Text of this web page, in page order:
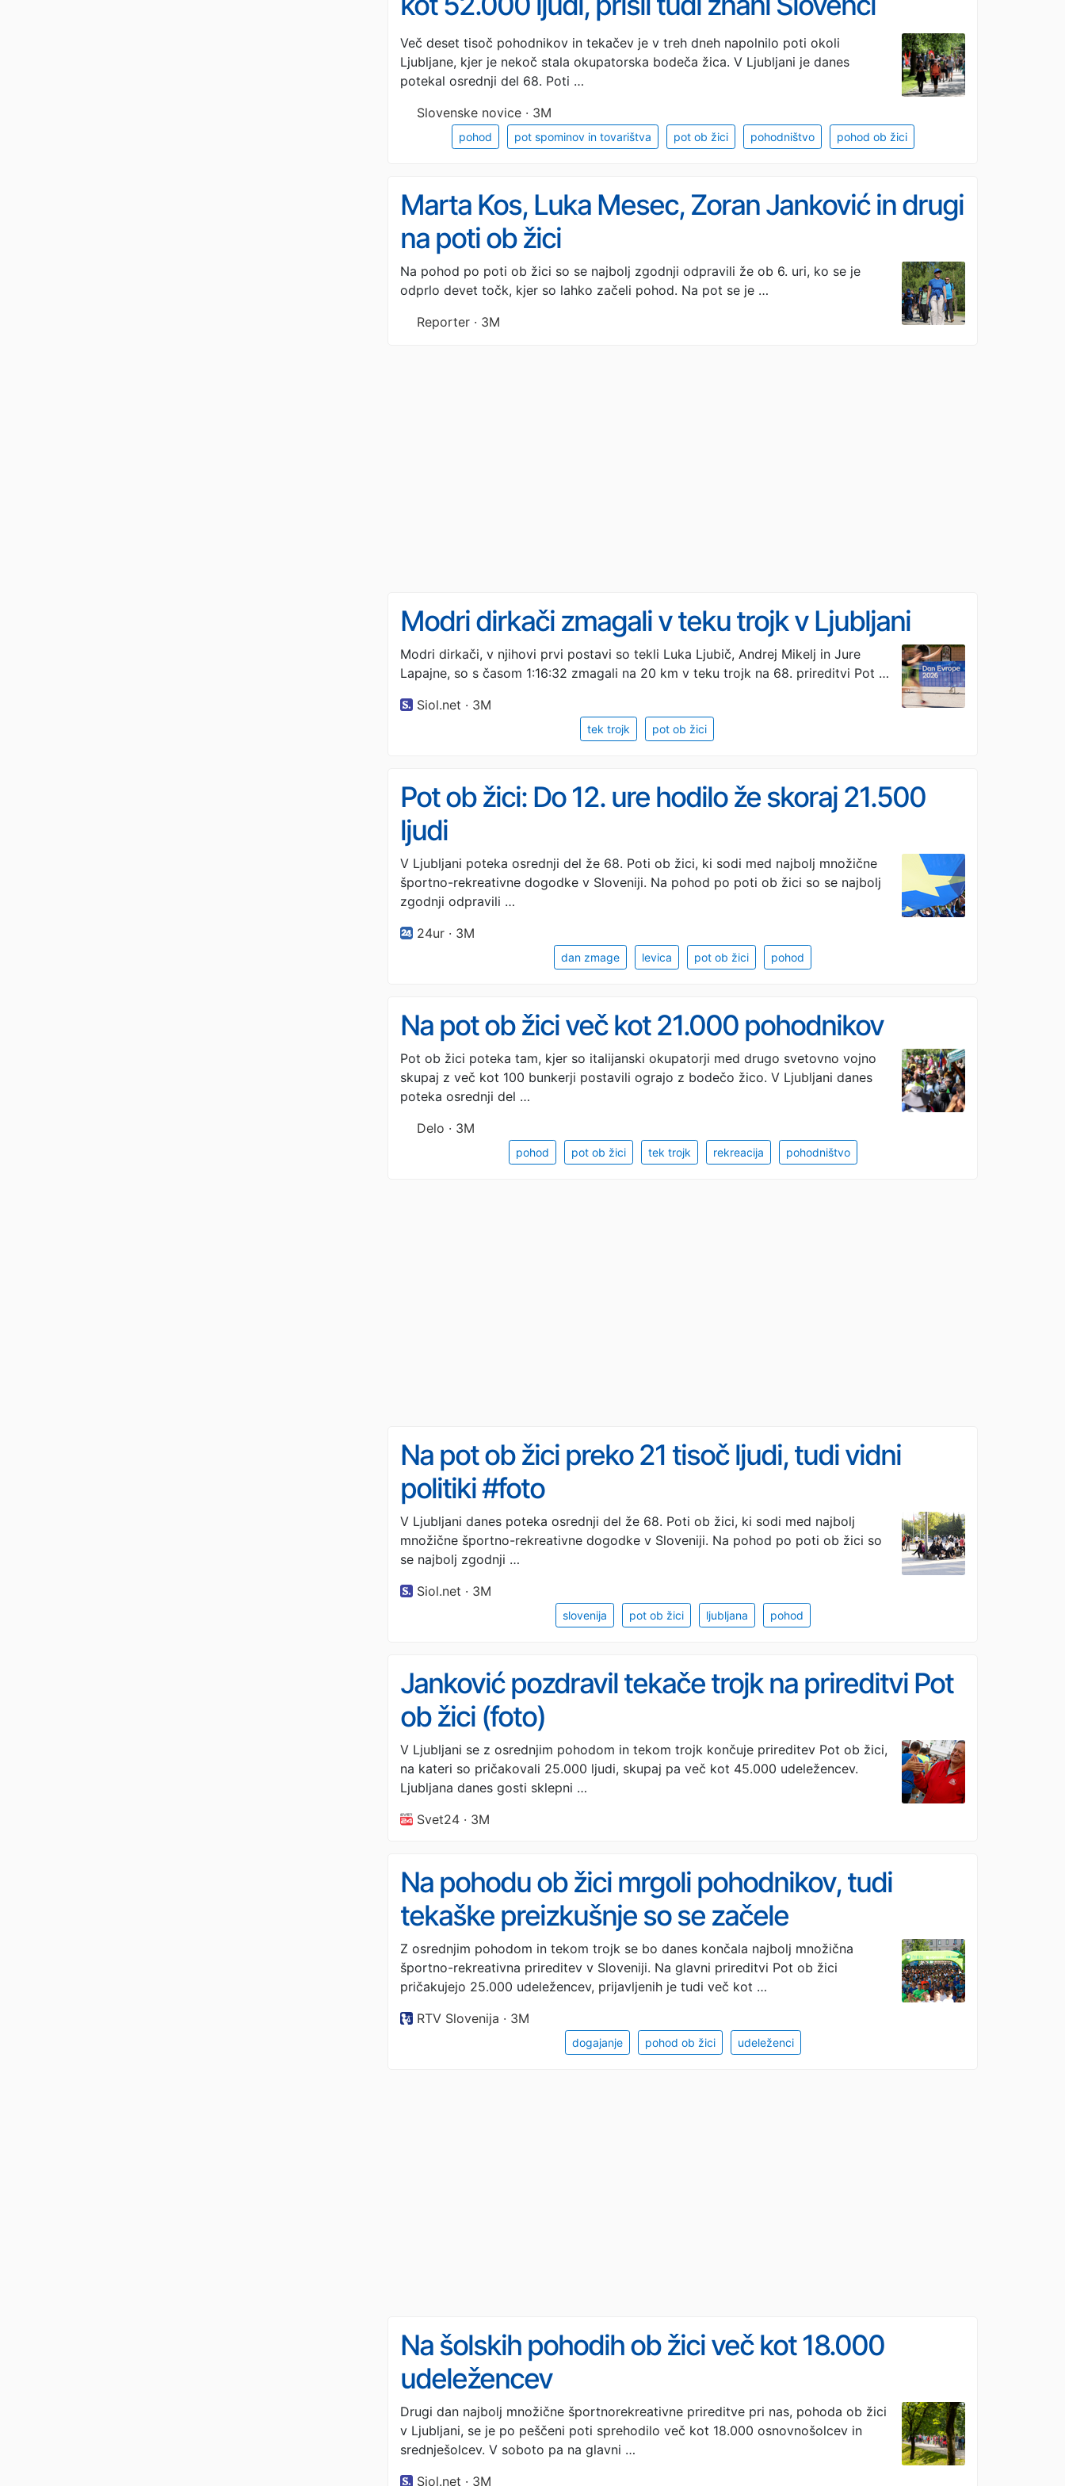
(FOTO)
Več deset tisoč pohodnikov in tekačev je v treh dneh napolnilo poti okoli
Ljubljane, kjer je nekoč stala okupatorska bodeča žica. V Ljubljani je danes
potekal osrednji del 68. Poti …
Slovenske novice · 3M
pohod pot spominov in tovarištva pot ob žici pohodništvo pohod ob žici
Marta Kos, Luka Mesec, Zoran Janković in drugi
na poti ob žici
Na pohod po poti ob žici so se najbolj zgodnji odpravili že ob 6. uri, ko se je
odprlo devet točk, kjer so lahko začeli pohod. Na pot se je …
Reporter · 3M
Modri dirkači zmagali v teku trojk v Ljubljani
Modri dirkači, v njihovi prvi postavi so tekli Luka Ljubič, Andrej Mikelj in Jure
Lapajne, so s časom 1:16:32 zmagali na 20 km v teku trojk na 68. prireditvi Pot …
Siol.net · 3M
tek trojk pot ob žici
Pot ob žici: Do 12. ure hodilo že skoraj 21.500
ljudi
V Ljubljani poteka osrednji del že 68. Poti ob žici, ki sodi med najbolj množične
športno-rekreativne dogodke v Sloveniji. Na pohod po poti ob žici so se najbolj
zgodnji odpravili …
24ur · 3M
dan zmage levica pot ob žici pohod
Na pot ob žici več kot 21.000 pohodnikov
Pot ob žici poteka tam, kjer so italijanski okupatorji med drugo svetovno vojno
skupaj z več kot 100 bunkerji postavili ograjo z bodečo žico. V Ljubljani danes
poteka osrednji del …
Delo · 3M
pohod pot ob žici tek trojk rekreacija pohodništvo
Na pot ob žici preko 21 tisoč ljudi, tudi vidni
politiki #foto
V Ljubljani danes poteka osrednji del že 68. Poti ob žici, ki sodi med najbolj
množične športno-rekreativne dogodke v Sloveniji. Na pohod po poti ob žici so
se najbolj zgodnji …
Siol.net · 3M
slovenija pot ob žici ljubljana pohod
Janković pozdravil tekače trojk na prireditvi Pot
ob žici (foto)
V Ljubljani se z osrednjim pohodom in tekom trojk končuje prireditev Pot ob žici,
na kateri so pričakovali 25.000 ljudi, skupaj pa več kot 45.000 udeležencev.
Ljubljana danes gosti sklepni …
Svet24 · 3M
Na pohodu ob žici mrgoli pohodnikov, tudi
tekaške preizkušnje so se začele
Z osrednjim pohodom in tekom trojk se bo danes končala najbolj množična
športno-rekreativna prireditev v Sloveniji. Na glavni prireditvi Pot ob žici
pričakujejo 25.000 udeležencev, prijavljenih je tudi več kot …
RTV Slovenija · 3M
dogajanje pohod ob žici udeleženci
Na šolskih pohodih ob žici več kot 18.000
udeležencev
Drugi dan najbolj množične športnorekreativne prireditve pri nas, pohoda ob žici
v Ljubljani, se je po peščeni poti sprehodilo več kot 18.000 osnovnošolcev in
srednješolcev. V soboto pa na glavni …
Siol.net · 3M